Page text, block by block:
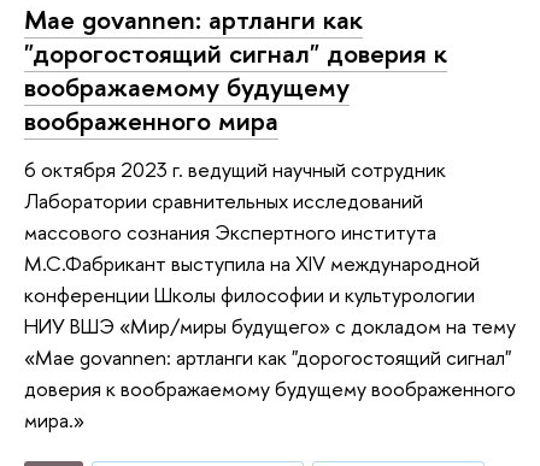
Mae govannen: артланги как
"дорогостоящий сигнал" доверия к
воображаемому будущему
воображенного мира
6 октября 2023 г. ведущий научный сотрудник
Лаборатории сравнительных исследований
массового сознания Экспертного института
М.С.Фабрикант выступила на XIV международной
конференции Школы философии и культурологии
НИУ ВШЭ «Мир/миры будущего» с докладом на тему
«Mae govannen: артланги как "дорогостоящий сигнал"
доверия к воображаемому будущему воображенного
мира.»